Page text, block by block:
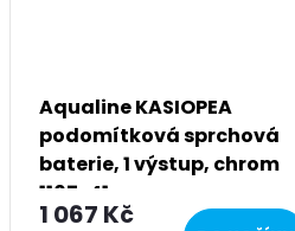
Aqualine KASIOPEA
podomítková sprchová
baterie, 1 výstup, chrom
1107-41
1 067 Kč